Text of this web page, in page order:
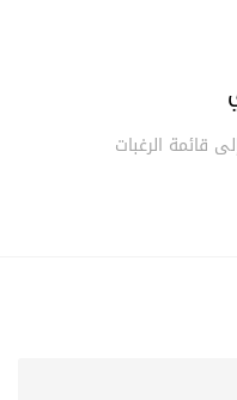
قائمة الرغبات